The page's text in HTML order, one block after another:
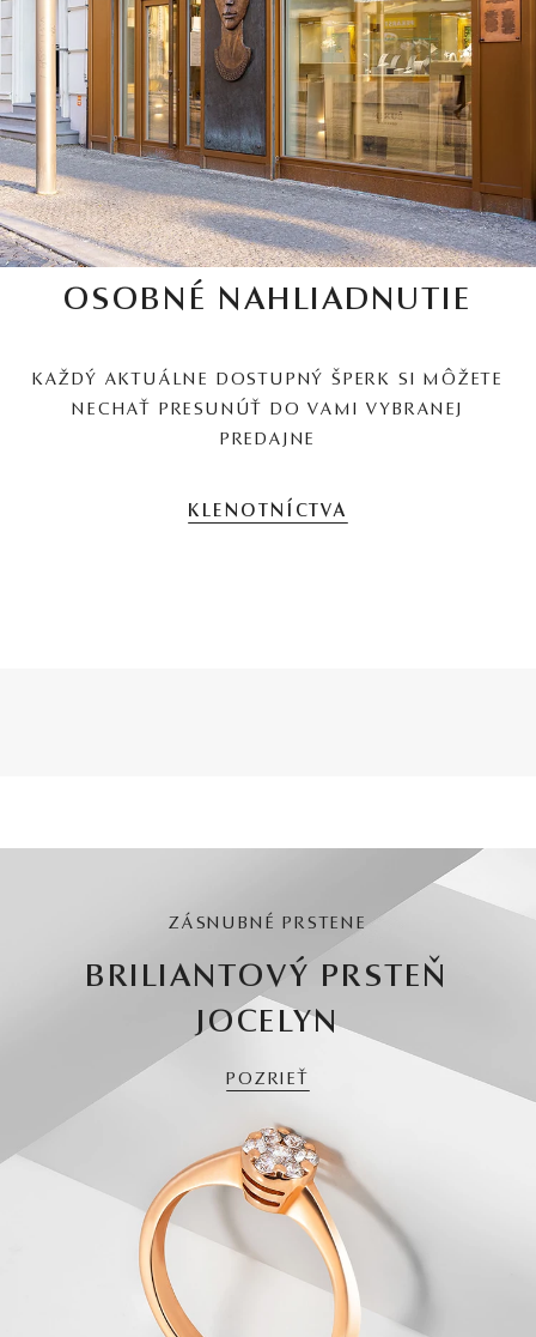
OSOBNÉ NAHLIADNUTIE
KAŽDÝ AKTUÁLNE DOSTUPNÝ ŠPERK SI MÔŽETE
NECHAŤ PRESUNÚŤ DO VAMI VYBRANEJ
PREDAJNE
KLENOTNÍCTVA
ZÁSNUBNÉ PRSTENE
BRILIANTOVÝ PRSTEŇ
JOCELYN
POZRIEŤ